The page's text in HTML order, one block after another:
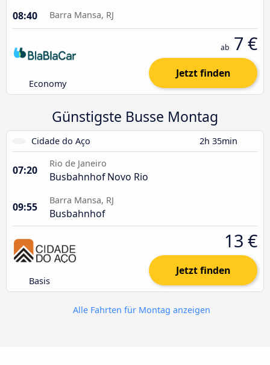
08:40 Barra Mansa, RJ
Economy
ab 7 €
Jetzt finden
Günstigste Busse Montag
Cidade do Aço 2h 35min
07:20
Rio de Janeiro
Busbahnhof Novo Rio
09:55
Barra Mansa, RJ
Busbahnhof
Basis
13 €
Jetzt finden
Alle Fahrten für Montag anzeigen